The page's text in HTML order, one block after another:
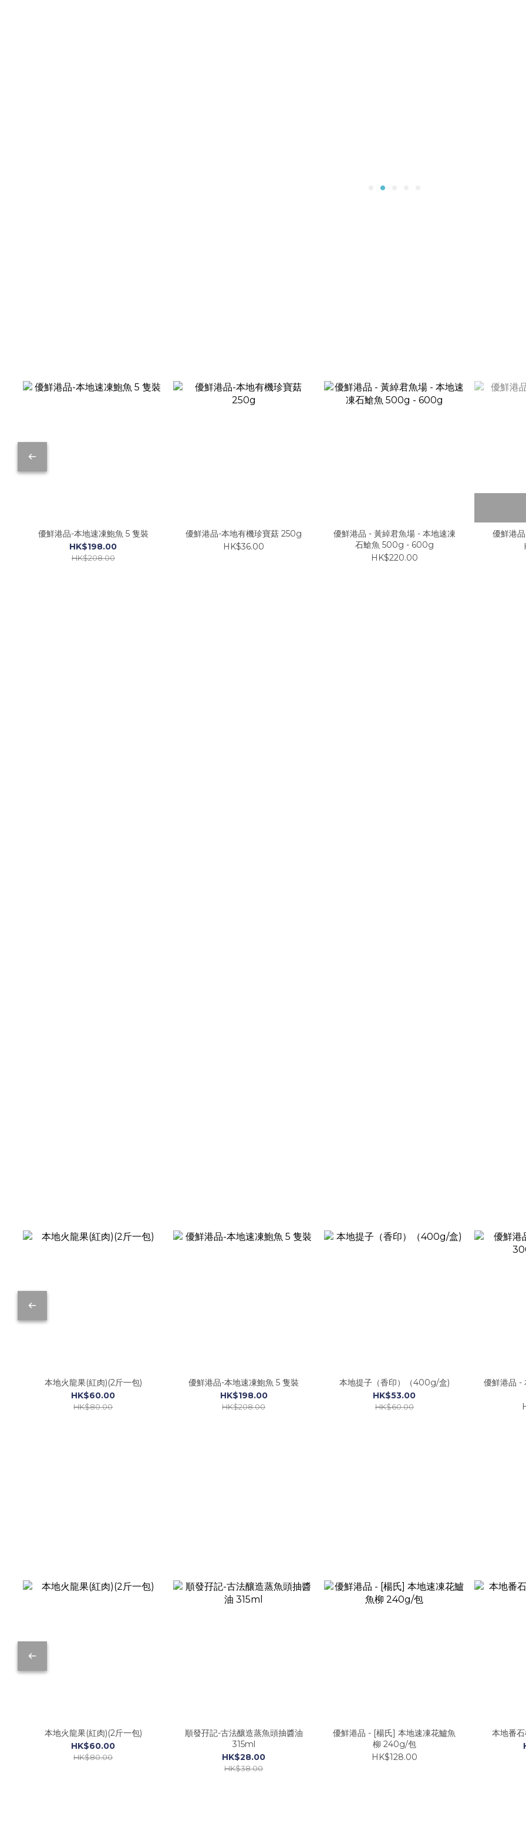
優鮮港品-本地速凍鮑魚 5 隻裝
HK$198.00
HK$208.00
優鮮港品-本地有機珍寶菇 250g
HK$36.00
優鮮港品 - 黃綽君魚場 - 本地速凍
石䱽魚 500g - 600g
HK$220.00
優鮮港
本地火龍果(紅肉)(2斤一包)
HK$60.00
HK$80.00
優鮮港品-本地速凍鮑魚 5 隻裝
HK$198.00
HK$208.00
本地提子（香印）（400g/盒)
HK$53.00
HK$60.00
優鮮港品 -
本地火龍果(紅肉)(2斤一包)
HK$60.00
HK$80.00
順發孖記-古法釀造蒸魚頭抽醬油
315ml
HK$28.00
HK$38.00
優鮮港品 - [楊氏] 本地速凍花鱸魚
柳 240g/包
HK$128.00
本地番